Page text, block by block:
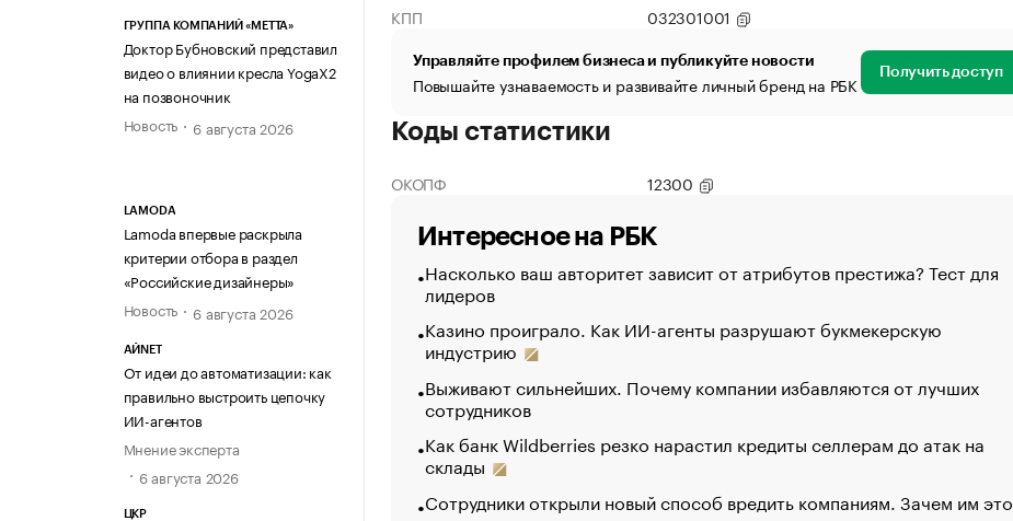
ГРУППА КОМПАНИЙ «МЕТТА»
Доктор Бубновский представил
видео о влиянии кресла YogaX2
на позвоночник
Новость
6 августа 2026
LAMODA
Lamoda впервые раскрыла
критерии отбора в раздел
«Российские дизайнеры»
Новость
6 августа 2026
АЙNET
От идеи до автоматизации: как
правильно выстроить цепочку
ИИ-агентов
Мнение эксперта
6 августа 2026
ЦКР
КПП
032301001
Управляйте профилем бизнеса и публикуйте новости
Повышайте узнаваемость и развивайте личный бренд на РБК Получить доступ
Коды статистики
ОКОПФ 12300
Интересное на РБК
Насколько ваш авторитет зависит от атрибутов престижа? Тест для
лидеров
Казино проиграло. Как ИИ-агенты разрушают букмекерскую
индустрию
Выживают сильнейших. Почему компании избавляются от лучших
сотрудников
Как банк Wildberries резко нарастил кредиты селлерам до атак на
склады
Сотрудники открыли новый способ вредить компаниям. Зачем им это